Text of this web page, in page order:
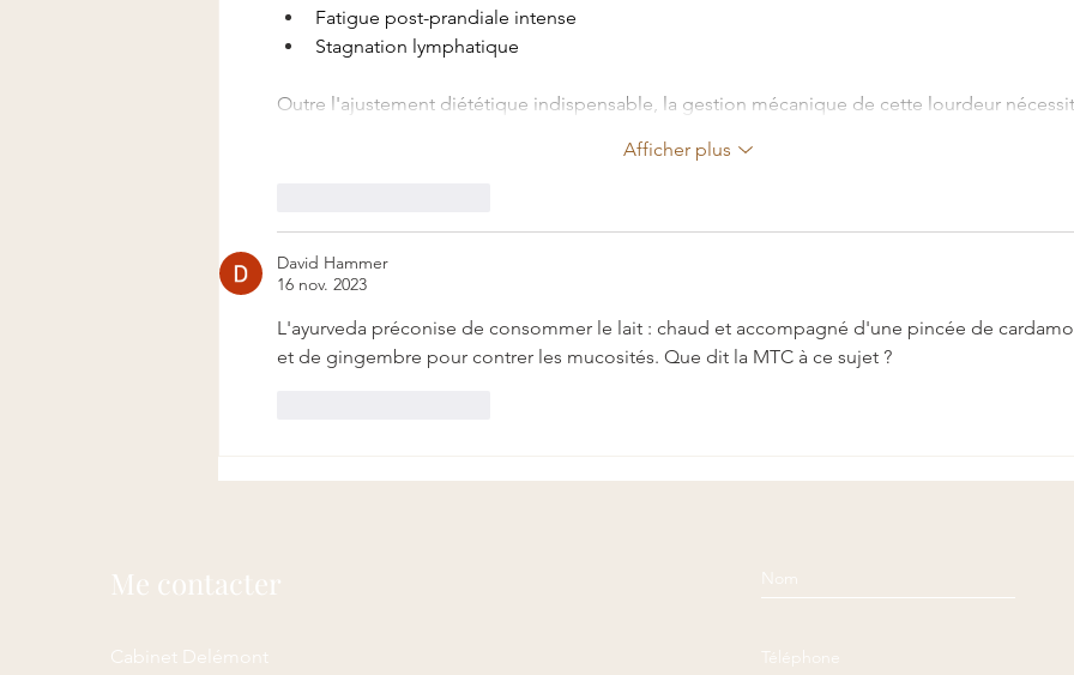
Fatigue post-prandiale intense
Stagnation lymphatique
Outre l'ajustement diététique indispensable, la gestion mécanique de cette lourdeur
Afficher plus
David Hammer
16 nov. 2023
L'ayurveda préconise de consommer le lait : chaud et accompagné d'une pincée de
et de gingembre pour contrer les mucosités. Que dit la MTC à ce sujet ?
Me contacter
Cabinet Delémont